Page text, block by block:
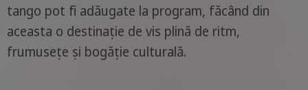
tango pot fi adăugate la program, făcând din
aceasta o destinație de vis plină de ritm,
frumusețe și bogăție culturală.